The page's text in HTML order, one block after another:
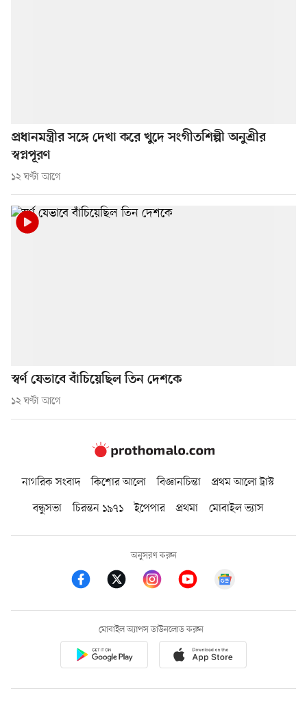
প্রধানমন্ত্রীর সঙ্গে দেখা করে খুদে সংগীতশিল্পী অনুশ্রীর
স্বপ্নপূরণ
১২ ঘণ্টা আগে
স্বর্ণ যেভাবে বাঁচিয়েছিল তিন দেশকে
১২ ঘণ্টা আগে
নাগরিক সংবাদ কিশোর আলো বিজ্ঞানচিন্তা
প্রথম আলো ট্রাস্ট
বন্ধুসভা
চিরন্তন ১৯৭১ ইপেপার প্রথমা মোবাইল ভ্যাস
অনুসরণ করুন
মোবাইল অ্যাপস ডাউনলোড করুন